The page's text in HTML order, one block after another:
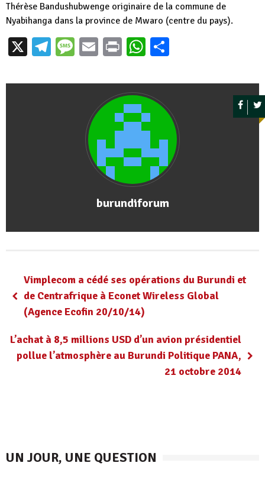
Thérèse Bandushubwenge originaire de la commune de
Nyabihanga dans la province de Mwaro (centre du pays).
X Telegram
Message
EmailPrintWhatsApp
burundiforum
Vimplecom a cédé ses opérations du Burundi et
de Centrafrique à Econet Wireless Global
(Agence Ecofin 20/10/14)
L’achat à 8,5 millions USD d’un avion présidentiel
pollue l’atmosphère au Burundi Politique PANA,
21 octobre 2014
UN JOUR, UNE QUESTION